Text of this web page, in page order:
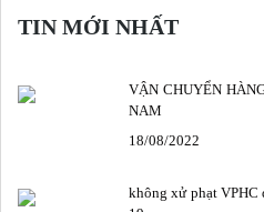
TIN MỚI NHẤT
VẬN CHUYỂN
NAM
18/08/2022
không xử phạt VPHC